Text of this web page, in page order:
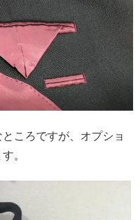
ころですが、オプショ
。